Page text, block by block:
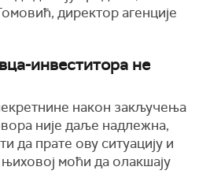
директор агенције
инвеститора не
након закључења
није даље надлежна,
да прате ову ситуацију и
моћи да олакшају